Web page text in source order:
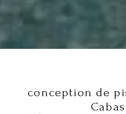
conception de